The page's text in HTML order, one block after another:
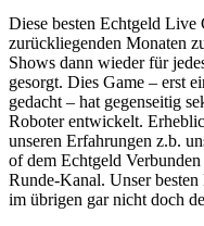
Diese besten Echtgeld Live
zurückliegenden Monaten
Shows dann wieder für
gesorgt. Dies Game – erst
gedacht – hat gegenseitig
Roboter entwickelt.
unseren Erfahrungen z.b.
of dem Echtgeld
Runde-Kanal. Unser
im übrigen gar nicht doch